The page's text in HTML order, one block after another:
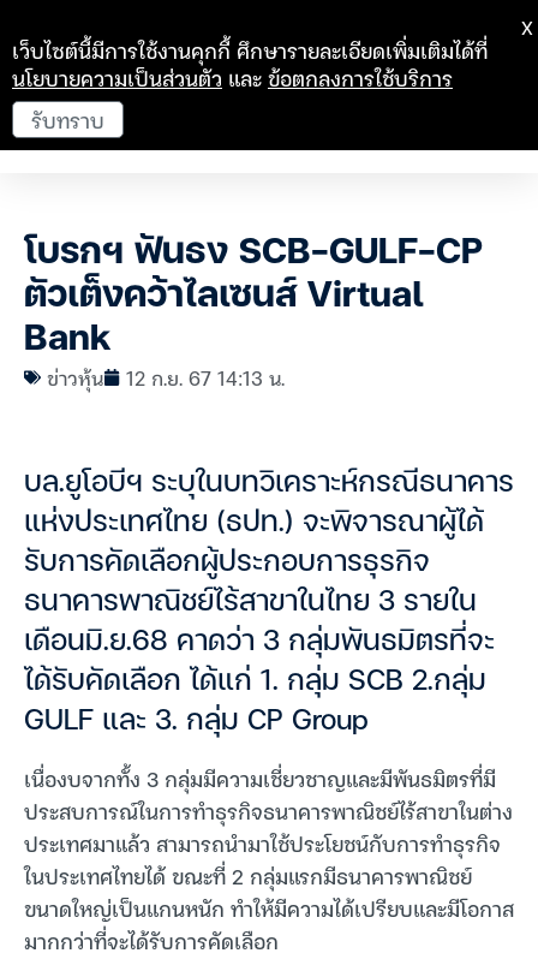
โบรกฯ ฟันธง SCB-GULF-CP
ตัวเต็งคว้าไลเซนส์ Virtual
Bank
ข่าวหุ้น 12 ก.ย. 67 14:13 น.
บล.ยูโอบีฯ ระบุในบทวิเคราะห์กรณีธนาคาร
แห่งประเทศไทย (ธปท.) จะพิจารณาผู้ได้
รับการคัดเลือกผู้ประกอบการธุรกิจ
ธนาคารพาณิชย์ไร้สาขาในไทย 3 รายใน
เดือนมิ.ย.68 คาดว่า 3 กลุ่มพันธมิตรที่จะ
ได้รับคัดเลือก ได้แก่ 1. กลุ่ม SCB 2.กลุ่ม
GULF และ 3. กลุ่ม CP Group
เนื่องบจากทั้ง 3 กลุ่มมีความเชี่ยวชาญและมีพันธมิตรที่มี
ประสบการณ์ในการทำธุรกิจธนาคารพาณิชย์ไร้สาขาในต่าง
ประเทศมาแล้ว สามารถนำมาใช้ประโยชน์กับการทำธุรกิจ
ในประเทศไทยได้ ขณะที่ 2 กลุ่มแรกมีธนาคารพาณิชย์
ขนาดใหญ่เป็นแกนหนัก ทำให้มีความได้เปรียบและมีโอกาส
มากกว่าที่จะได้รับการคัดเลือก
เว็บไซต์นี้มีการใช้งานคุกกี้ ศึกษารายละเอียดเพิ่มเติมได้ที่
นโยบายความเป็นส่วนตัว และข้อตกลงการใช้บริการ
รับทราบ
X